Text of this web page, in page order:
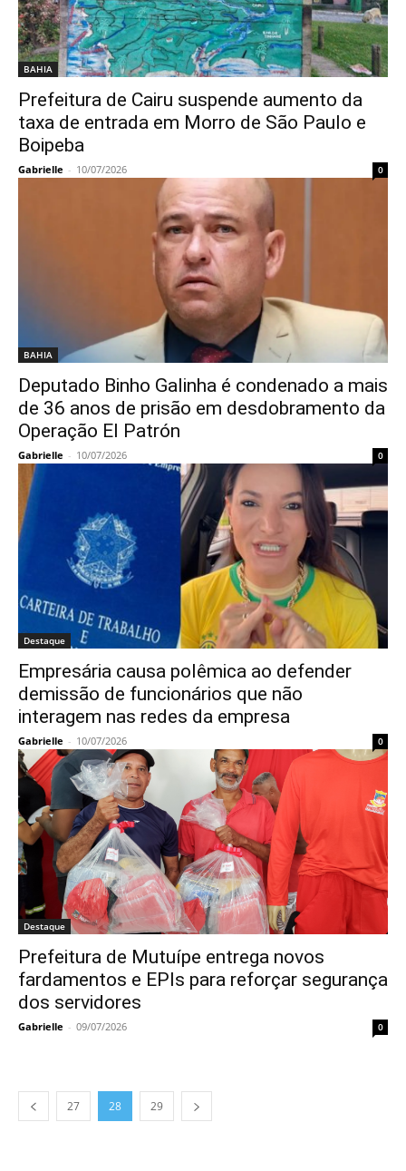
BAHIA
Prefeitura de Cairu suspende aumento da
taxa de entrada em Morro de São Paulo e
Boipeba
Gabrielle - 10/07/2026 0
BAHIA
Deputado Binho Galinha é condenado a mais
de 36 anos de prisão em desdobramento da
Operação El Patrón
Gabrielle - 10/07/2026 0
Destaque
Empresária causa polêmica ao defender
demissão de funcionários que não
interagem nas redes da empresa
Gabrielle - 10/07/2026 0
Destaque
Prefeitura de Mutuípe entrega novos
fardamentos e EPIs para reforçar segurança
dos servidores
Gabrielle - 09/07/2026 0
27 28 29